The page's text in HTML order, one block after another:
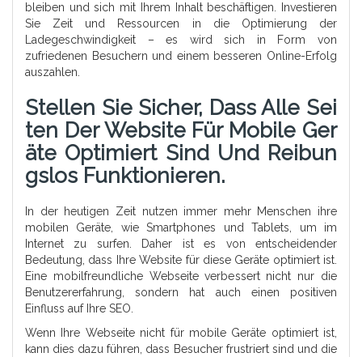
bleiben und sich mit Ihrem Inhalt beschäftigen. Investieren
Sie Zeit und Ressourcen in die Optimierung der
Ladegeschwindigkeit – es wird sich in Form von
zufriedenen Besuchern und einem besseren Online-Erfolg
auszahlen.
Stellen Sie Sicher, Dass Alle Sei
Ten Der Website Für Mobile Ger
Äte Optimiert Sind Und Reibun
Gslos Funktionieren.
In der heutigen Zeit nutzen immer mehr Menschen ihre
mobilen Geräte, wie Smartphones und Tablets, um im
Internet zu surfen. Daher ist es von entscheidender
Bedeutung, dass Ihre Website für diese Geräte optimiert ist.
Eine mobilfreundliche Webseite verbessert nicht nur die
Benutzererfahrung, sondern hat auch einen positiven
Einfluss auf Ihre SEO.
Wenn Ihre Webseite nicht für mobile Geräte optimiert ist,
kann dies dazu führen, dass Besucher frustriert sind und die